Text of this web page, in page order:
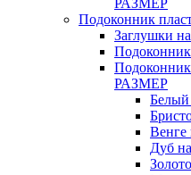
Подоконник
Заглушки
РАЗМЕР
Белый
Венге
Дуб